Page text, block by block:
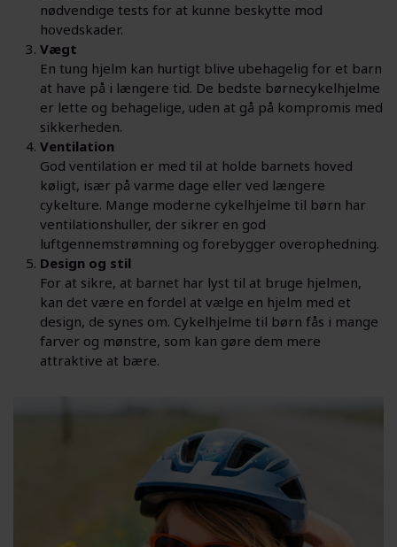
nødvendige tests for at kunne beskytte mod
hovedskader.
Vægt
En tung hjelm kan hurtigt blive ubehagelig for et barn
at have på i længere tid. De bedste børnecykelhjelme
er lette og behagelige, uden at gå på kompromis med
sikkerheden.
Ventilation
God ventilation er med til at holde barnets hoved
køligt, især på varme dage eller ved længere
cykelture. Mange moderne cykelhjelme til børn har
ventilationshuller, der sikrer en god
luftgennemstrømning og forebygger overophedning.
Design og stil
For at sikre, at barnet har lyst til at bruge hjelmen,
kan det være en fordel at vælge en hjelm med et
design, de synes om. Cykelhjelme til børn fås i mange
farver og mønstre, som kan gøre dem mere
attraktive at bære.